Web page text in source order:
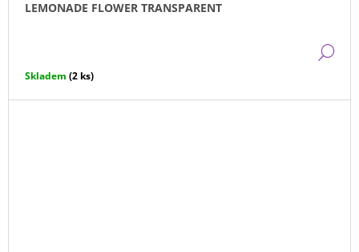
LEMONADE FLOWER TRANSPARENT
Skladem (2 ks)